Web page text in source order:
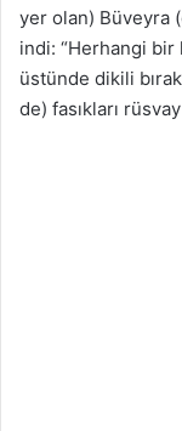
yer olan) Büveyra
indi: “Herhangi bir
üstünde dikili
de) fasıkları